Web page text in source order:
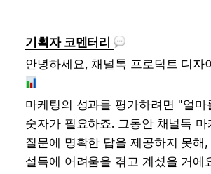
기획자 코멘터리
안녕하세요, 채널톡 프로덕트 디자
마케팅의 성과를 평가하려면 "얼
숫자가 필요하죠. 그동안 채널톡 마
질문에 명확한 답을 제공하지 못해
설득에 어려움을 겪고 계셨을 거에